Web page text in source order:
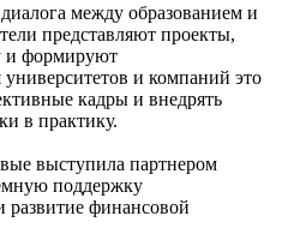
между образованием и
представляют проекты,
и формируют
и компаний это
кадры и внедрять
в практику.
выступила партнером
поддержку
развитие финансовой